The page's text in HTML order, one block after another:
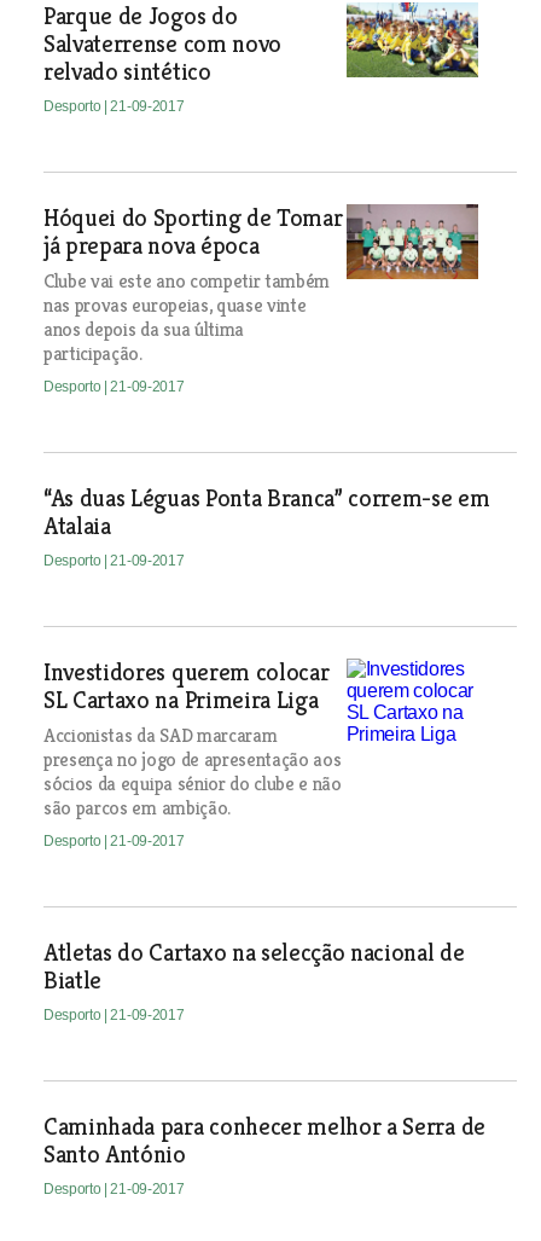
Parque de Jogos do
Salvaterrense com novo
relvado sintético
Desporto | 21-09-2017
Hóquei do Sporting de Tomar
já prepara nova época
Clube vai este ano competir também
nas provas europeias, quase vinte
anos depois da sua última
participação.
Desporto | 21-09-2017
“As duas Léguas Ponta Branca” correm-se em
Atalaia
Desporto | 21-09-2017
Investidores querem colocar
SL Cartaxo na Primeira Liga
Accionistas da SAD marcaram
presença no jogo de apresentação aos
sócios da equipa sénior do clube e não
são parcos em ambição.
Desporto | 21-09-2017
Atletas do Cartaxo na selecção nacional de
Biatle
Desporto | 21-09-2017
Caminhada para conhecer melhor a Serra de
Santo António
Desporto | 21-09-2017